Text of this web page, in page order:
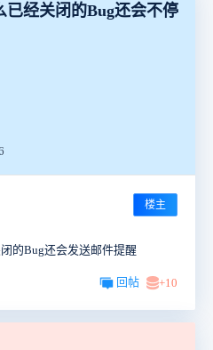
已经关闭的Bug还会不停
楼主
的Bug还会发送邮件提醒
回帖 +10